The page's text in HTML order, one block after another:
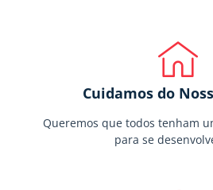
Cuidamos do
Queremos que todos tenham
para se